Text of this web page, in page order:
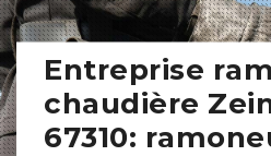
Entreprise
chaudière
67310: